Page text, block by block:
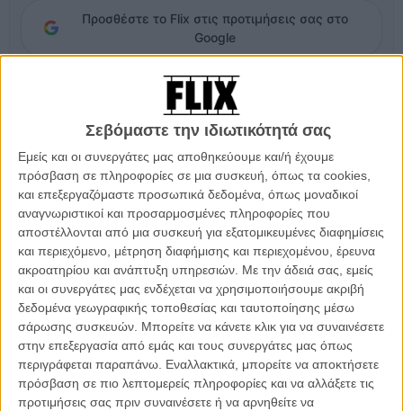
Σεβόμαστε την ιδιωτικότητά σας
Εμείς και οι συνεργάτες μας αποθηκεύουμε και/ή έχουμε
πρόσβαση σε πληροφορίες σε μια συσκευή, όπως τα cookies,
και επεξεργαζόμαστε προσωπικά δεδομένα, όπως μοναδικοί
αναγνωριστικοί και προσαρμοσμένες πληροφορίες που
αποστέλλονται από μια συσκευή για εξατομικευμένες διαφημίσεις
και περιεχόμενο, μέτρηση διαφήμισης και περιεχομένου, έρευνα
ακροατηρίου και ανάπτυξη υπηρεσιών. Με την άδειά σας, εμείς
και οι συνεργάτες μας ενδέχεται να χρησιμοποιήσουμε ακριβή
δεδομένα γεωγραφικής τοποθεσίας και ταυτοποίησης μέσω
σάρωσης συσκευών. Μπορείτε να κάνετε κλικ για να συναινέσετε
στην επεξεργασία από εμάς και τους συνεργάτες μας όπως
περιγράφεται παραπάνω. Εναλλακτικά, μπορείτε να αποκτήσετε
πρόσβαση σε πιο λεπτομερείς πληροφορίες και να αλλάξετε τις
προτιμήσεις σας πριν συναινέσετε ή να αρνηθείτε να
Προσθέστε το Flix στις προτιμήσεις σας στο
Google
Την 1η Δεκεμβρίου, στη Μάλτα, η 25η Απονομή των Βραβείων της
Ευρωπαϊκής Ακαδημίας Κινηματογράφου θα έχει έναν παραπάνω
λόγο να γιορτάζει! Ο Μπερνάρντο Μπερτολούτσι, ο σκηνοθέτης
που, χωρίς αμφιβολία, κρατά στην υπογραφή του ένα μεγάλο
μερίδιο της εξέλιξης του ευρωπαϊκού κινηματογράφου των
τελευταίων 6 δεκαετιών, θα παραλάβει το Τιμητικό Βραβείο της
Ακαδημίας για τη συνολική του προσφορά στο σινεμά. Και μάλιστα
θα το παραλάβει ο ίδιος, μια κι έχει ήδη επιβεβαιώσει την παρουσία
του στη Μάλτα!
Ο Μπερνάρντο Μπερτολούτσι ξεκίνησε τη δουλειά του στον
κινηματογράφο ως βοηθός του Πιερ Πάολο Παζολίνι κι έκανε την
πρώτη μεγάλου μήκους ταινία του όταν ήταν 21. Τράβηξε πάνω του
το ενδιαφέρον της παγκόσμιας κινηματογραφικής κοινότητας με το
«Πριν την Επανάσταση» το 1964 κι από τότε παρέμεινε ένας από
τους πιο ενεργητικούς, ενδιαφέροντας, βραβευμένους, εμπορικούς
και κριτικά αναγνωρισμένους σκηνοθέτες στην ιστορία του σινεμά.